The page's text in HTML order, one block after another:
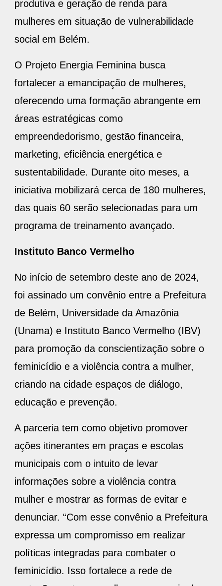
produtiva e geração de renda para
mulheres em situação de vulnerabilidade
social em Belém.
O Projeto Energia Feminina busca
fortalecer a emancipação de mulheres,
oferecendo uma formação abrangente em
áreas estratégicas como
empreendedorismo, gestão financeira,
marketing, eficiência energética e
sustentabilidade. Durante oito meses, a
iniciativa mobilizará cerca de 180 mulheres,
das quais 60 serão selecionadas para um
programa de treinamento avançado.
Instituto Banco Vermelho
No início de setembro deste ano de 2024,
foi assinado um convênio entre a Prefeitura
de Belém, Universidade da Amazônia
(Unama) e Instituto Banco Vermelho (IBV)
para promoção da conscientização sobre o
feminicídio e a violência contra a mulher,
criando na cidade espaços de diálogo,
educação e prevenção.
A parceria tem como objetivo promover
ações itinerantes em praças e escolas
municipais com o intuito de levar
informações sobre a violência contra
mulher e mostrar as formas de evitar e
denunciar. “Com esse convênio a Prefeitura
expressa um compromisso em realizar
políticas integradas para combater o
feminicídio. Isso fortalece a rede de